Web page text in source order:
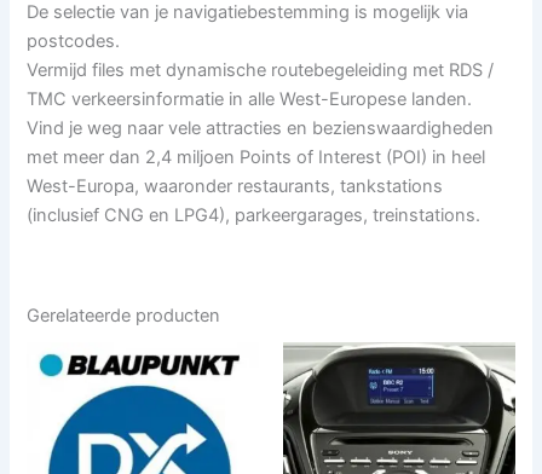
De selectie van je navigatiebestemming is mogelijk via
postcodes.
Vermijd files met dynamische routebegeleiding met RDS /
TMC verkeersinformatie in alle West-Europese landen.
Vind je weg naar vele attracties en bezienswaardigheden
met meer dan 2,4 miljoen Points of Interest (POI) in heel
West-Europa, waaronder restaurants, tankstations
(inclusief CNG en LPG4), parkeergarages, treinstations.
Gerelateerde producten
Dit
product
meerdere